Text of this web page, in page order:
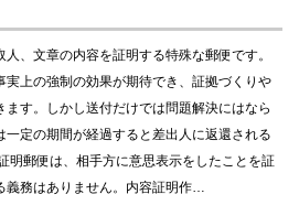
、文章の内容を証明する特殊な郵便です。
実上の強制の効果が期待でき、証拠づくりや
す。しかし送付だけでは問題解決にはなら
定の期間が経過すると差出人に返還される
明郵便は、相手方に意思表示をしたことを証
義務はありません。内容証明作…